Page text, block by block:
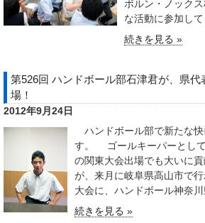
ボルン・ノック
な活動に参加し
続きを見る »
第526回 ハンドボール部石津君が、県代
場！
2012年9月24日
ハンドボール部で新たな
す。 ゴールキーパーとし
の関東大会出場でも大いに
が、来月に岐阜県高山市で
大会に、ハンドボール神奈
続きを見る »